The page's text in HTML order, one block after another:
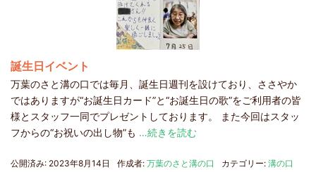
誕生日イベント
万葉のさと溝の口では毎月、誕生日週刊を設けており、ささやか
ではありますが“お誕生日カード”と“お誕生日の歌”をご利用者の皆
様とスタッフ一同でプレゼントしております。 また今回はスタッ
フからの“お祝いの出し物”も …続きを読む
公開済み: 2023年8月14日 作成者: 万葉のさと溝の口 カテゴリー: 溝の口